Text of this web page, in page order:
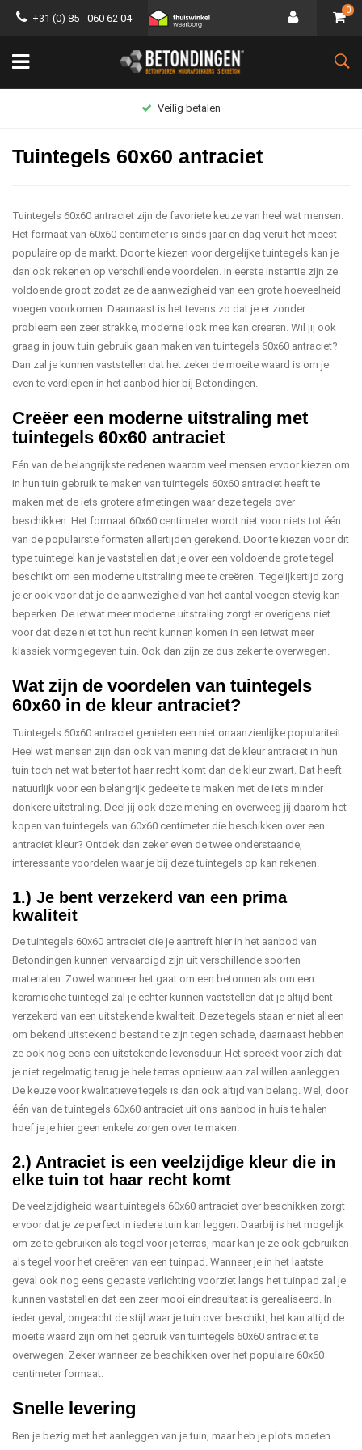
+31 (0) 85 - 060 62 04
0
Groot assortiment
Tuintegels 60x60 antraciet
Tuintegels 60x60 antraciet zijn de favoriete keuze van heel wat mensen.
Het formaat van 60x60 centimeter is sinds jaar en dag veruit het meest
populaire op de markt. Door te kiezen voor dergelijke tuintegels kan je
dan ook rekenen op verschillende voordelen. In eerste instantie zijn ze
voldoende groot zodat ze de aanwezigheid van een grote hoeveelheid
voegen voorkomen. Daarnaast is het tevens zo dat je er zonder
probleem een zeer strakke, moderne look mee kan creëren. Wil jij ook
graag in jouw tuin gebruik gaan maken van tuintegels 60x60 antraciet?
Dan zal je kunnen vaststellen dat het zeker de moeite waard is om je
even te verdiepen in het aanbod hier bij Betondingen.
Creëer een moderne uitstraling met
tuintegels 60x60 antraciet
Eén van de belangrijkste redenen waarom veel mensen ervoor kiezen om
in hun tuin gebruik te maken van tuintegels 60x60 antraciet heeft te
maken met de iets grotere afmetingen waar deze tegels over
beschikken. Het formaat 60x60 centimeter wordt niet voor niets tot één
van de populairste formaten allertijden gerekend. Door te kiezen voor dit
type tuintegel kan je vaststellen dat je over een voldoende grote tegel
beschikt om een moderne uitstraling mee te creëren. Tegelijkertijd zorg
je er ook voor dat je de aanwezigheid van het aantal voegen stevig kan
beperken. De ietwat meer moderne uitstraling zorgt er overigens niet
voor dat deze niet tot hun recht kunnen komen in een ietwat meer
klassiek vormgegeven tuin. Ook dan zijn ze dus zeker te overwegen.
Wat zijn de voordelen van tuintegels
60x60 in de kleur antraciet?
Tuintegels 60x60 antraciet genieten een niet onaanzienlijke populariteit.
Heel wat mensen zijn dan ook van mening dat de kleur antraciet in hun
tuin toch net wat beter tot haar recht komt dan de kleur zwart. Dat heeft
natuurlijk voor een belangrijk gedeelte te maken met de iets minder
donkere uitstraling. Deel jij ook deze mening en overweeg jij daarom het
kopen van tuintegels van 60x60 centimeter die beschikken over een
antraciet kleur? Ontdek dan zeker even de twee onderstaande,
interessante voordelen waar je bij deze tuintegels op kan rekenen.
1.) Je bent verzekerd van een prima
kwaliteit
De tuintegels 60x60 antraciet die je aantreft hier in het aanbod van
Betondingen kunnen vervaardigd zijn uit verschillende soorten
materialen. Zowel wanneer het gaat om een betonnen als om een
keramische tuintegel zal je echter kunnen vaststellen dat je altijd bent
verzekerd van een uitstekende kwaliteit. Deze tegels staan er niet alleen
om bekend uitstekend bestand te zijn tegen schade, daarnaast hebben
ze ook nog eens een uitstekende levensduur. Het spreekt voor zich dat
je niet regelmatig terug je hele terras opnieuw aan zal willen aanleggen.
De keuze voor kwalitatieve tegels is dan ook altijd van belang. Wel, door
één van de tuintegels 60x60 antraciet uit ons aanbod in huis te halen
hoef je je hier geen enkele zorgen over te maken.
2.) Antraciet is een veelzijdige kleur die in
elke tuin tot haar recht komt
De veelzijdigheid waar tuintegels 60x60 antraciet over beschikken zorgt
ervoor dat je ze perfect in iedere tuin kan leggen. Daarbij is het mogelijk
om ze te gebruiken als tegel voor je terras, maar kan je ze ook gebruiken
als tegel voor het creëren van een tuinpad. Wanneer je in het laatste
geval ook nog eens gepaste verlichting voorziet langs het tuinpad zal je
kunnen vaststellen dat een zeer mooi eindresultaat is gerealiseerd. In
ieder geval, ongeacht de stijl waar je tuin over beschikt, het kan altijd de
moeite waard zijn om het gebruik van tuintegels 60x60 antraciet te
overwegen. Zeker wanneer ze beschikken over het populaire 60x60
centimeter formaat.
Snelle levering
Ben je bezig met het aanleggen van je tuin, maar heb je plots moeten